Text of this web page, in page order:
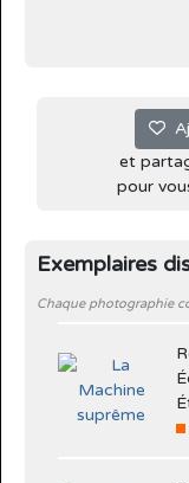
et
pour
Exemplaires
Chaque photographie